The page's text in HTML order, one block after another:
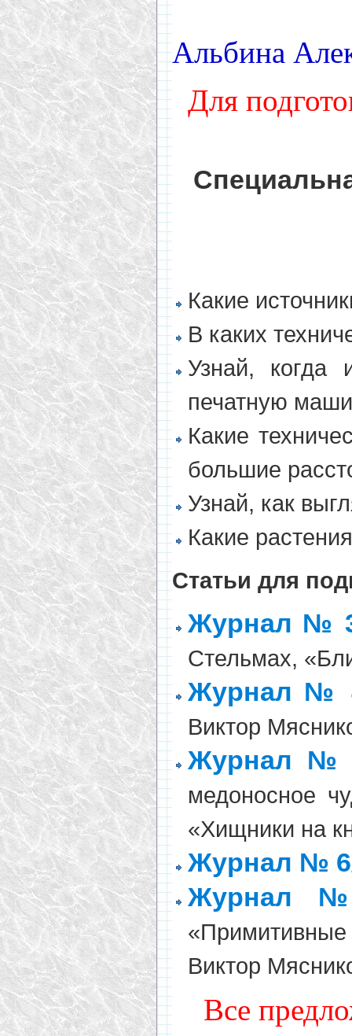
Альбина
Для
Какие
В каких
Узнай, когда
печатную
Какие
большие
Узнай, как
Какие
Статьи для
Журнал №
Стельмах,
Журнал №
Виктор
Журнал №
медоносное
«Хищники на
Журнал №
Журнал
Виктор
Все